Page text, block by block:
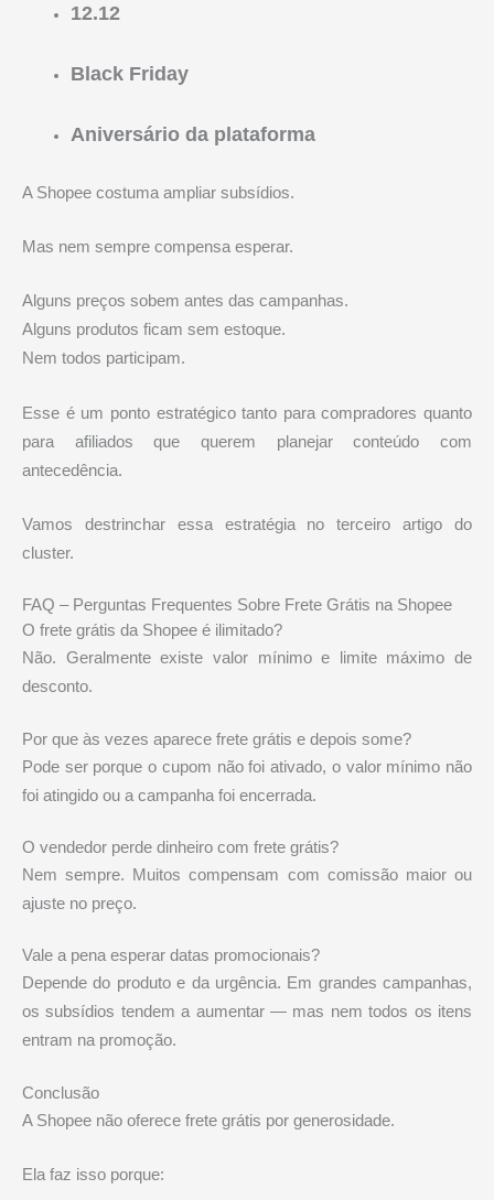
12.12
Black Friday
Aniversário da plataforma
A Shopee costuma ampliar subsídios.
Mas nem sempre compensa esperar.
Alguns preços sobem antes das campanhas.
Alguns produtos ficam sem estoque.
Nem todos participam.
Esse é um ponto estratégico tanto para compradores quanto
para afiliados que querem planejar conteúdo com
antecedência.
Vamos destrinchar essa estratégia no terceiro artigo do
cluster.
FAQ – Perguntas Frequentes Sobre Frete Grátis na Shopee
O frete grátis da Shopee é ilimitado?
Não. Geralmente existe valor mínimo e limite máximo de
desconto.
Por que às vezes aparece frete grátis e depois some?
Pode ser porque o cupom não foi ativado, o valor mínimo não
foi atingido ou a campanha foi encerrada.
O vendedor perde dinheiro com frete grátis?
Nem sempre. Muitos compensam com comissão maior ou
ajuste no preço.
Vale a pena esperar datas promocionais?
Depende do produto e da urgência. Em grandes campanhas,
os subsídios tendem a aumentar — mas nem todos os itens
entram na promoção.
Conclusão
A Shopee não oferece frete grátis por generosidade.
Ela faz isso porque: